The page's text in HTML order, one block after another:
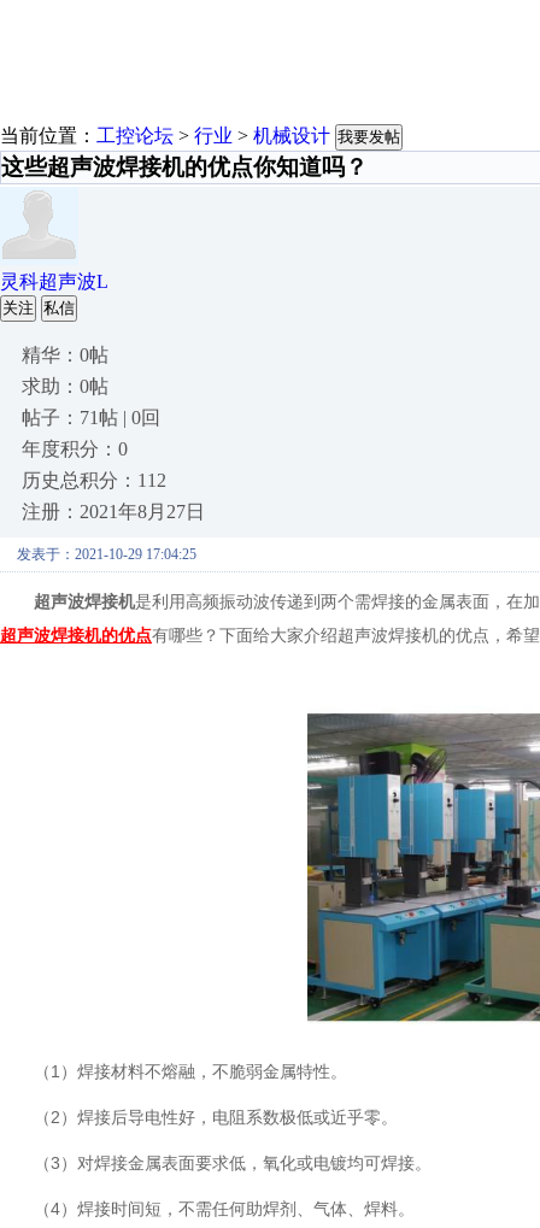
当前位置： 工控论坛 > 行业 > 机械设计 我要发帖
这些超声波焊接机的优点你知道吗？
灵科超声波L
关注 私信
精华：0帖
求助：0帖
帖子：71帖 | 0回
年度积分：0
历史总积分：112
注册：2021年8月27日
发表于：2021-10-29 17:04:25
超声波焊接机是利用高频振动波传递到两个需焊接的金属表面，在
超声波焊接机的优点有哪些？下面给大家介绍超声波焊接机的优点，希
（1）焊接材料不熔融，不脆弱金属特性。
（2） 焊接后导电性好，电阻系数极低或近乎零。
（3） 对焊接金属表面要求低，氧化或电镀均可焊接。
（4） 焊接时间短，不需任何助焊剂、气体、焊料。